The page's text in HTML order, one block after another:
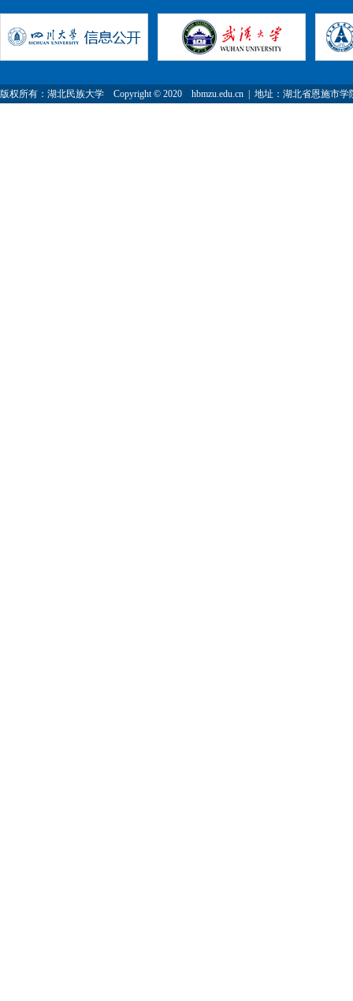
版权所有：湖北民族大学 Copyright © 2020 hbmzu.edu.cn | 地址：湖北省恩施